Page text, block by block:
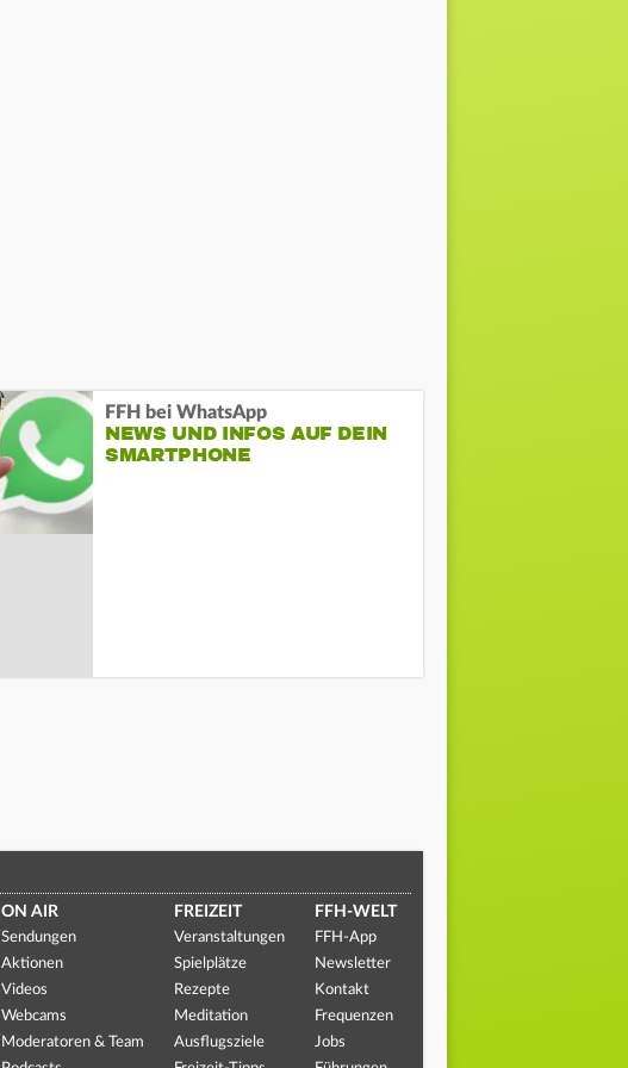
FFH bei WhatsApp
NEWS UND INFOS AUF DEIN
SMARTPHONE
ON AIR
Sendungen
Aktionen
Videos
Webcams
Moderatoren & Team
FREIZEIT
Veranstaltungen
Spielplätze
Rezepte
Meditation
Ausflugsziele
FFH-WELT
FFH-App
Newsletter
Kontakt
Frequenzen
Jobs